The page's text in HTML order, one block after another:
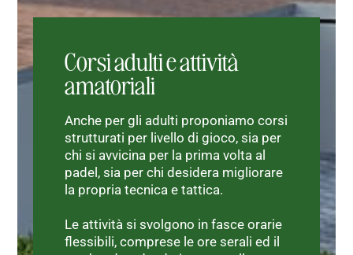
Corsi adulti e attività
amatoriali
Anche per gli adulti proponiamo corsi
strutturati per livello di gioco, sia per
chi si avvicina per la prima volta al
padel, sia per chi desidera migliorare
la propria tecnica e tattica.
Le attività si svolgono in fasce orarie
flessibili, comprese le ore serali ed il